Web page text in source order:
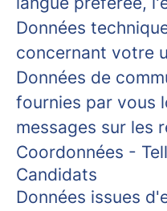
Données
concernant votre
Données de
fournies par vous
messages sur les
Coordonnées -
Candidats
Données issues